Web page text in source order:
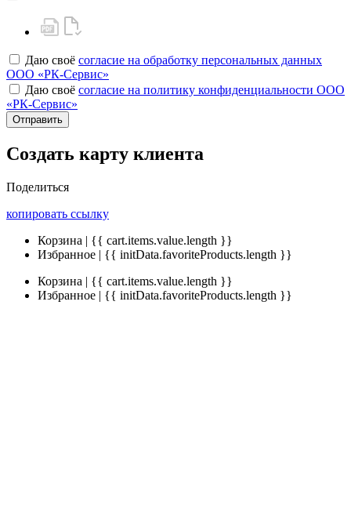
Даю своё согласие на обработку персональных данных
ООО «РК-Сервис»
Даю своё согласие на политику конфиденциальности ООО
«РК-Сервис»
Отправить
Создать карту клиента
Поделиться
копировать ссылку
Корзина | {{ cart.items.value.length }}
Избранное | {{ initData.favoriteProducts.length }}
Корзина | {{ cart.items.value.length }}
Избранное | {{ initData.favoriteProducts.length }}